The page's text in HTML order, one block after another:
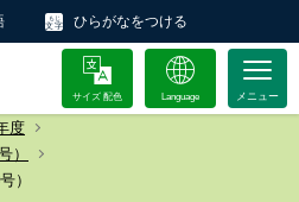
ひらがなをつける
サイズ 配色 Language
度
）
）